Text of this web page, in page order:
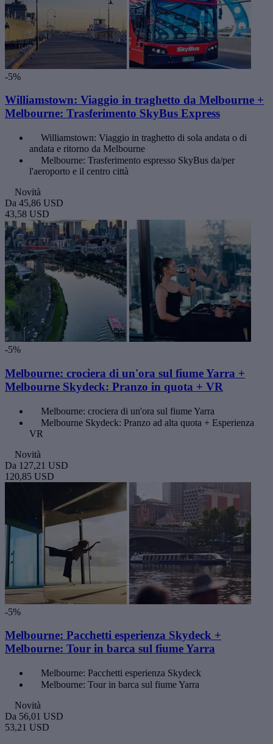
-5%
Williamstown: Viaggio in traghetto da Melbourne +
Melbourne: Trasferimento SkyBus Express
Williamstown: Viaggio in traghetto di sola andata o di
andata e ritorno da Melbourne
Melbourne: Trasferimento espresso SkyBus da/per
l'aeroporto e il centro città
Novità
Da 45,86 USD
43,58 USD
-5%
Melbourne: crociera di un'ora sul fiume Yarra +
Melbourne Skydeck: Pranzo in quota + VR
Melbourne: crociera di un'ora sul fiume Yarra
Melbourne Skydeck: Pranzo ad alta quota + Esperienza
VR
Novità
Da 127,21 USD
120,85 USD
-5%
Melbourne: Pacchetti esperienza Skydeck +
Melbourne: Tour in barca sul fiume Yarra
Melbourne: Pacchetti esperienza Skydeck
Melbourne: Tour in barca sul fiume Yarra
Novità
Da 56,01 USD
53,21 USD